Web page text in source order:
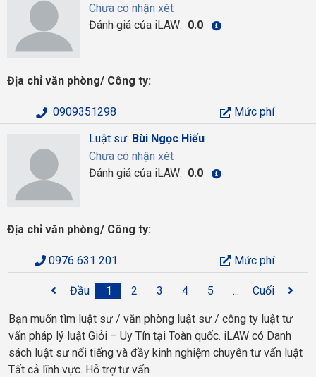
Chưa có nhận xét
Đánh giá của iLAW: 0.0
Địa chỉ văn phòng/ Công ty:
0909351298
Mức phí
Luật sư: Bùi Ngọc Hiếu
Chưa có nhận xét
Đánh giá của iLAW: 0.0
Địa chỉ văn phòng/ Công ty:
0976 631 201 Mức phí
Đầu 1 2 3 4 5 ... Cuối
Bạn muốn tìm luật sư / văn phòng luật sư / công ty luật tư
vấn pháp lý luật Giỏi – Uy Tín tại Toàn quốc. iLAW có Danh
sách luật sư nổi tiếng và đầy kinh nghiệm chuyên tư vấn luật
Tất cả lĩnh vực. Hỗ trợ tư vấn